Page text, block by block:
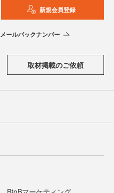
新規会員登録
メールバックナンバー
取材掲載のご依頼